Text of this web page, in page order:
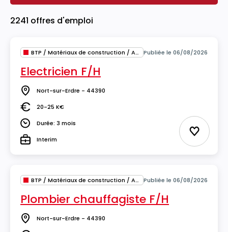
2241 offres d'emploi
BTP / Matériaux de construction / Architecture Publiée le 06/08/2026
Electricien F/H
Lieu Nort-sur-Erdre - 44390
Salaire20-25 K€
DuréeDurée: 3 mois
TypeInterim Ajouter
BTP / Matériaux de construction / Architecture Publiée le 06/08/2026
Plombier chauffagiste F/H
Lieu Nort-sur-Erdre - 44390